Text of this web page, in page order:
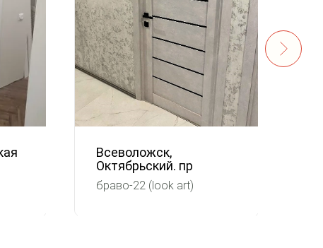
Всеволожск,
Октябрьский. пр
браво-22 (look art)